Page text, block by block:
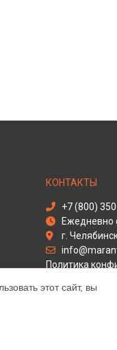
КОНТАКТЫ
+7 (800)
Ежедневно
г.
Политика
Способы оплаты
этот сайт, вы